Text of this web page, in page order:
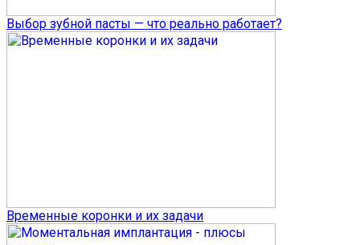
Выбор зубной пасты — что реально работает?
Временные коронки и их задачи